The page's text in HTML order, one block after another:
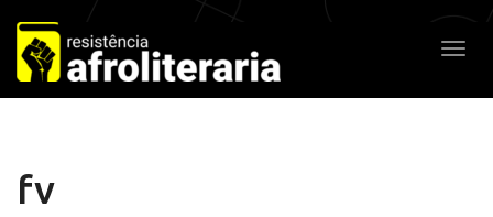
Pular
para
o
conteúdo
fv